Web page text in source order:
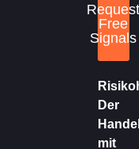
Free
Signals
Der
mit